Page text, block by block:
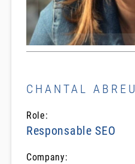
CHANTAL ABREU
Role:
Responsable SEO
Company: